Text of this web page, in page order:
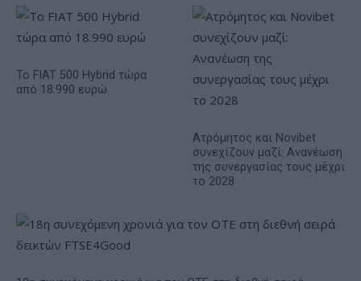
Το FIAT 500 Hybrid τώρα
από 18.990 ευρώ
Ατρόμητος και Novibet
συνεχίζουν μαζί: Ανανέωση
της συνεργασίας τους μέχρι
το 2028